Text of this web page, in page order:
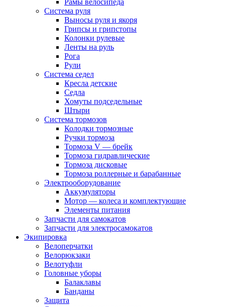
Рамы велосипеда
Система руля
Выносы руля и якоря
Грипсы и грипстопы
Колонки рулевые
Ленты на руль
Рога
Рули
Система седел
Кресла детские
Седла
Хомуты подседельные
Штыри
Система тормозов
Колодки тормозные
Ручки тормоза
Тормоза V — брейк
Тормоза гидравлические
Тормоза дисковые
Тормоза роллерные и барабанные
Электрооборудование
Аккумуляторы
Мотор — колеса и комплектующие
Элементы питания
Запчасти для самокатов
Запчасти для электросамокатов
Экипировка
Велоперчатки
Велорюкзаки
Велотуфли
Головные уборы
Балаклавы
Банданы
Защита